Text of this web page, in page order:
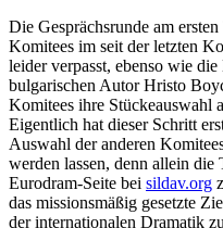
Die Gesprächsrunde am
Komitees im seit der letzten
leider verpasst, ebenso wie
bulgarischen Autor Hristo
Komitees ihre Stückeauswahl
Eigentlich hat dieser Schritt
Auswahl der anderen
werden lassen, denn allein
Eurodram-Seite bei sildav.org
das missionsmäßig gesetzte
der internationalen Dramatik